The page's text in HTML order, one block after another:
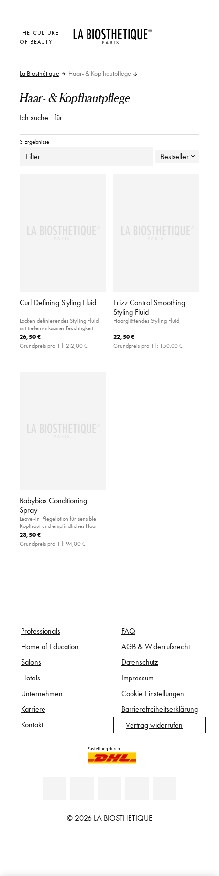
THE CULTURE
OF BEAUTY
La Biosthétique Haar- & Kopfhautpflege
Haar- & Kopfhautpflege
Ich suche für
3 Ergebnisse
Filter Bestseller
Curl Defining Styling Fluid
Locken definierendes Styling Fluid
mit tiefenwirksamer Feuchtigkeit
26,50 €
Grundpreis pro 1 l: 212,00 €
Frizz Control Smoothing
Styling Fluid
Haarglättendes Styling Fluid
22,50 €
Grundpreis pro 1 l: 150,00 €
Babybios Conditioning
Spray
Leave-in Pflegelotion für sensible
Kopfhaut und empfindliches Haar
23,50 €
Grundpreis pro 1 l: 94,00 €
Professionals
Home of Education
Salons
Hotels
Unternehmen
Karriere
Kontakt
FAQ
AGB & Widerrufsrecht
Datenschutz
Impressum
Cookie Einstellungen
Barrierefreiheitserklärung
Vertrag widerrufen
© 2026 LA BIOSTHETIQUE